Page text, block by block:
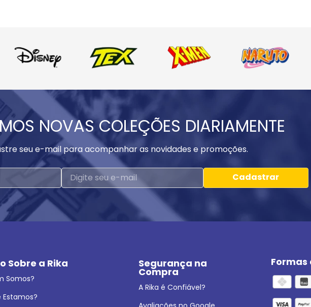
NOVAS COLEÇÕES DIARIAMENTE
seu e-mail para acompanhar as novidades e promoções.
Cadastrar
Sobre a Rika
Somos?
Estamos?
Segurança na
Compra
A Rika é Confiável?